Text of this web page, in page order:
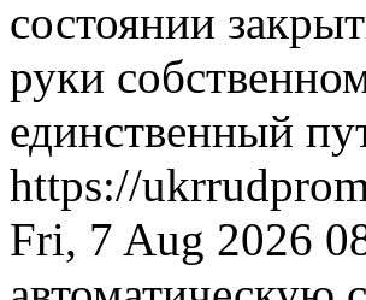
состоянии
руки
единственный
https://
Fri, 7 Aug 2026